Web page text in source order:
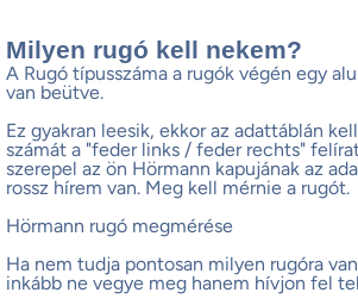
Milyen rugó kell nekem?
A Rugó típusszáma a rugók végén egy
van beütve.
Ez gyakran leesik, ekkor az adattáblán
számát a "feder links / feder rechts"
szerepel az ön Hörmann kapujának az
rossz hírem van. Meg kell mérnie a rugót.
Hörmann rugó megmérése
Ha nem tudja pontosan milyen rugóra
inkább ne vegye meg hanem hívjon fel